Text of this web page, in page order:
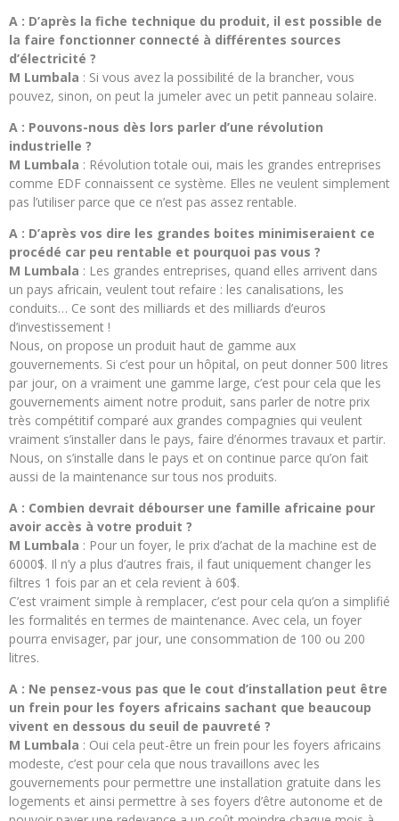
A : D’après la fiche technique du produit, il est possible de
la faire fonctionner connecté à différentes sources
d’électricité ?
M Lumbala : Si vous avez la possibilité de la brancher, vous
pouvez, sinon, on peut la jumeler avec un petit panneau solaire.
A : Pouvons-nous dès lors parler d’une révolution
industrielle ?
M Lumbala : Révolution totale oui, mais les grandes entreprises
comme EDF connaissent ce système. Elles ne veulent simplement
pas l’utiliser parce que ce n’est pas assez rentable.
A : D’après vos dire les grandes boites minimiseraient ce
procédé car peu rentable et pourquoi pas vous ?
M Lumbala : Les grandes entreprises, quand elles arrivent dans
un pays africain, veulent tout refaire : les canalisations, les
conduits… Ce sont des milliards et des milliards d’euros
d’investissement !
Nous, on propose un produit haut de gamme aux
gouvernements. Si c’est pour un hôpital, on peut donner 500 litres
par jour, on a vraiment une gamme large, c’est pour cela que les
gouvernements aiment notre produit, sans parler de notre prix
très compétitif comparé aux grandes compagnies qui veulent
vraiment s’installer dans le pays, faire d’énormes travaux et partir.
Nous, on s’installe dans le pays et on continue parce qu’on fait
aussi de la maintenance sur tous nos produits.
A : Combien devrait débourser une famille africaine pour
avoir accès à votre produit ?
M Lumbala : Pour un foyer, le prix d’achat de la machine est de
6000$. Il n’y a plus d’autres frais, il faut uniquement changer les
filtres 1 fois par an et cela revient à 60$.
C’est vraiment simple à remplacer, c’est pour cela qu’on a simplifié
les formalités en termes de maintenance. Avec cela, un foyer
pourra envisager, par jour, une consommation de 100 ou 200
litres.
A : Ne pensez-vous pas que le cout d’installation peut être
un frein pour les foyers africains sachant que beaucoup
vivent en dessous du seuil de pauvreté ?
M Lumbala : Oui cela peut-être un frein pour les foyers africains
modeste, c’est pour cela que nous travaillons avec les
gouvernements pour permettre une installation gratuite dans les
logements et ainsi permettre à ses foyers d’être autonome et de